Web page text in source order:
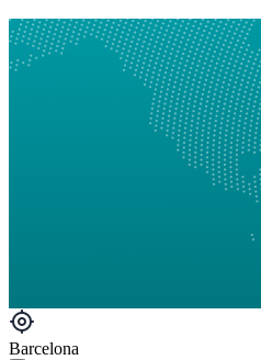
Barcelona